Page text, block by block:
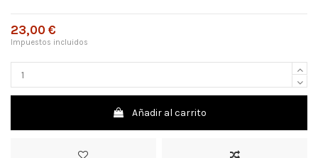
23,00 €
Impuestos incluidos
Añadir al carrito